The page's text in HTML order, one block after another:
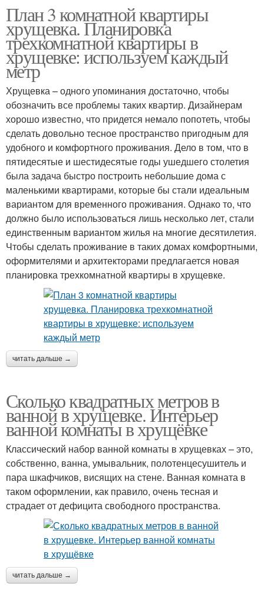
План 3 комнатной квартиры
хрущевка. Планировка
трехкомнатной квартиры в
хрущевке: используем каждый
метр
Хрущевка – одного упоминания достаточно, чтобы
обозначить все проблемы таких квартир. Дизайнерам
хорошо известно, что придется немало попотеть, чтобы
сделать довольно тесное пространство пригодным для
удобного и комфортного проживания. Дело в том, что в
пятидесятые и шестидесятые годы ушедшего столетия
была задача быстро построить небольшие дома с
маленькими квартирами, которые бы стали идеальным
вариантом для временного проживания. Однако то, что
должно было использоваться лишь несколько лет, стали
единственным вариантом жилья на многие десятилетия.
Чтобы сделать проживание в таких домах комфортными,
оформителями и архитекторами предлагается новая
планировка трехкомнатной квартиры в хрущевке.
читать дальше →
Сколько квадратных метров в
ванной в хрущевке. Интерьер
ванной комнаты в хрущёвке
Классический набор ванной комнаты в хрущевках – это,
собственно, ванна, умывальник, полотенцесушитель и
пара шкафчиков, висящих на стене. Ванная комната в
таком оформлении, как правило, очень тесная и
страдает от дефицита свободного пространства.
читать дальше →